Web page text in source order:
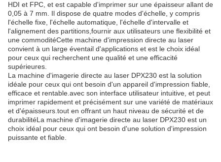
HDI et FPC, et est capable d'imprimer sur une épaisseur allant de
0,05 à 7 mm. Il dispose de quatre modes d'échelle, y compris
l'échelle fixe, l'échelle automatique, l'échelle d'intervalle et
l'alignement des partitions,fournir aux utilisateurs une flexibilité et
une commoditéCette machine d'impression directe au laser
convient à un large éventail d'applications et est le choix idéal
pour ceux qui recherchent une qualité et une efficacité
supérieures.
La machine d'imagerie directe au laser DPX230 est la solution
idéale pour ceux qui ont besoin d'un appareil d'impression fiable,
efficace et rentable.avec son interface utilisateur intuitive, et peut
imprimer rapidement et précisément sur une variété de matériaux
et d'épaisseurs.tout en offrant un haut niveau de sécurité et de
durabilitéLa machine d'imagerie directe au laser DPX230 est un
choix idéal pour ceux qui ont besoin d'une solution d'impression
puissante et fiable.